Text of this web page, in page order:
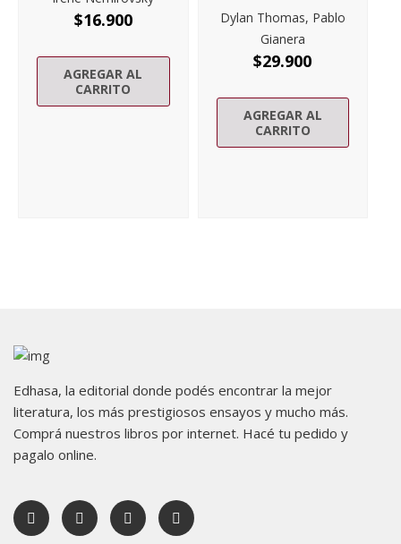
$16.900
AGREGAR AL
CARRITO
Dylan Thomas, Pablo
Gianera
$29.900
AGREGAR AL
CARRITO
Edhasa, la editorial donde podés encontrar la mejor
literatura, los más prestigiosos ensayos y mucho más.
Comprá nuestros libros por internet. Hacé tu pedido y
pagalo online.